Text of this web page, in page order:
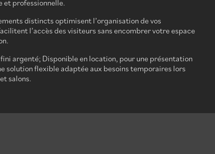
et professionnelle.
distincts optimisent l’organisation de vos
l’accès des visiteurs sans encombrer votre espace
argenté; Disponible en location, pour une présentation
solution flexible adaptée aux besoins temporaires lors
salons.